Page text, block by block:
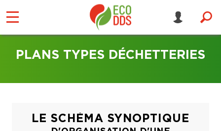
PLANS TYPES DÉCHETTERIES
LE SCHÉMA SYNOPTIQUE